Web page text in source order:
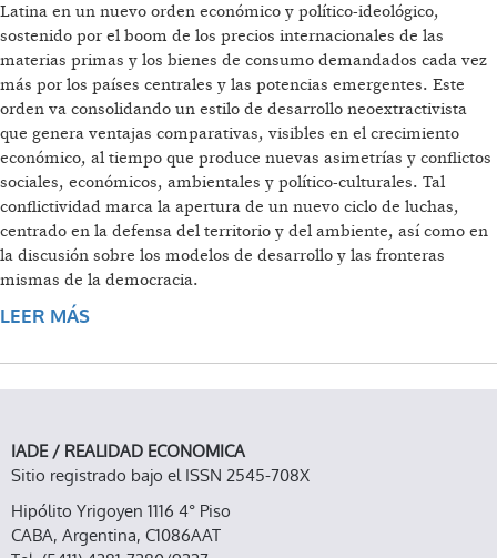
Latina en un nuevo orden económico y político-ideológico,
sostenido por el boom de los precios internacionales de las
materias primas y los bienes de consumo demandados cada vez
más por los países centrales y las potencias emergentes. Este
orden va consolidando un estilo de desarrollo neoextractivista
que genera ventajas comparativas, visibles en el crecimiento
económico, al tiempo que produce nuevas asimetrías y conflictos
sociales, económicos, ambientales y político-culturales. Tal
conflictividad marca la apertura de un nuevo ciclo de luchas,
centrado en la defensa del territorio y del ambiente, así como en
la discusión sobre los modelos de desarrollo y las fronteras
mismas de la democracia.
LEER MÁS
LATINA
IADE / REALIDAD ECONOMICA
Sitio registrado bajo el ISSN 2545-708X
Hipólito Yrigoyen 1116 4° Piso
CABA, Argentina, C1086AAT